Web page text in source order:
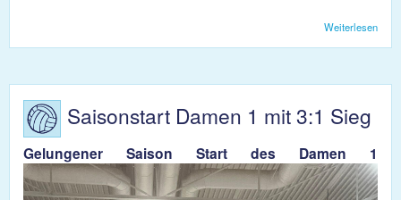
Weiterlesen
VC
Saisonstart Damen 1 mit 3:1 Sieg
Gelungener Saison Start des Damen 1